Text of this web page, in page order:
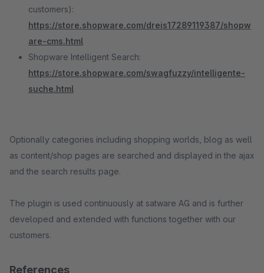
customers):
https://store.shopware.com/dreis17289119387/shopw
are-cms.html
Shopware Intelligent Search:
https://store.shopware.com/swagfuzzy/intelligente-
suche.html
Optionally categories including shopping worlds, blog as well
as content/shop pages are searched and displayed in the ajax
and the search results page.
The plugin is used continuously at satware AG and is further
developed and extended with functions together with our
customers.
References